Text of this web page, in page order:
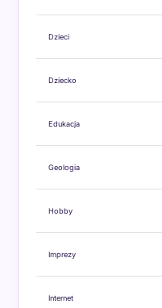
Dzieci
Dziecko
Edukacja
Geologia
Hobby
Imprezy
Internet